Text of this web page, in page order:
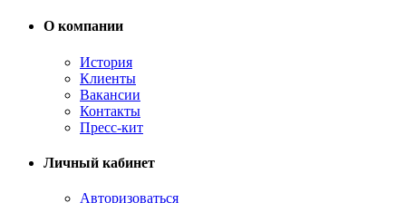
О компании
История
Клиенты
Вакансии
Контакты
Пресс-кит
Личный кабинет
Авторизоваться